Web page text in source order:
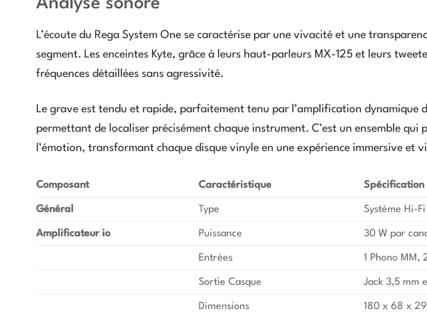
L’écoute du Rega System One se caractérise par une vivacité et une
segment. Les enceintes Kyte, grâce à leurs haut-parleurs MX-125 et leurs
fréquences détaillées sans agressivité.
Le grave est tendu et rapide, parfaitement tenu par l’amplification dynamique
permettant de localiser précisément chaque instrument. C’est un ensemble
l’émotion, transformant chaque disque vinyle en une expérience immersive et
Composant Caractéristique Spécification
Général Type Système Hi-
Amplificateur io Puissance 30 W par
Entrées 1 Phono MM,
Sortie Casque Jack 3,5 mm
Dimensions 180 x 68 x